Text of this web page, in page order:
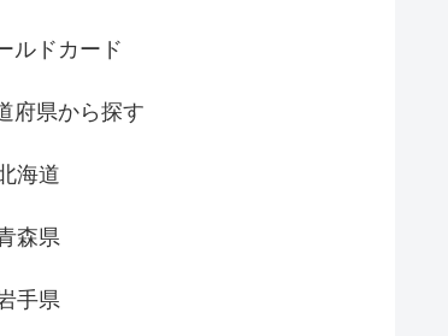
ルドカード
府県から探す
海道
森県
手県